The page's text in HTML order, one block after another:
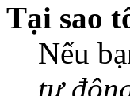
Tại sao
Nếu
tự